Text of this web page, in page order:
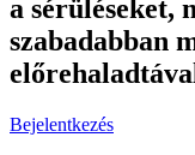
a sérüléseket,
szabadabban
Bejelentkezés